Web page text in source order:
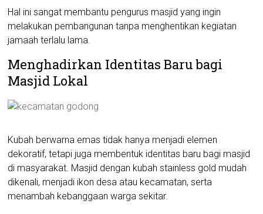
Hal ini sangat membantu pengurus masjid yang ingin
melakukan pembangunan tanpa menghentikan kegiatan
jamaah terlalu lama.
Menghadirkan Identitas Baru bagi
Masjid Lokal
Kubah berwarna emas tidak hanya menjadi elemen
dekoratif, tetapi juga membentuk identitas baru bagi masjid
di masyarakat. Masjid dengan kubah stainless gold mudah
dikenali, menjadi ikon desa atau kecamatan, serta
menambah kebanggaan warga sekitar.